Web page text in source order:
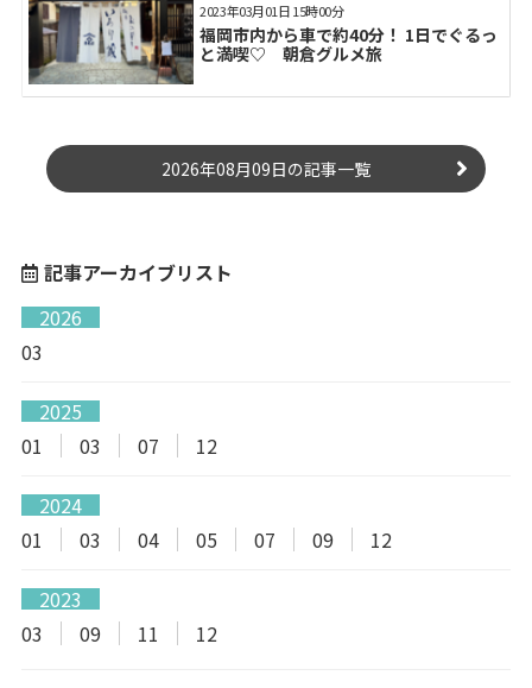
福岡市内から車で約40分！ 1日でぐるっ
と満喫♡ 朝倉グルメ旅
2023年03月01日 15時00分
2026年08月09日の記事一覧
記事アーカイブリスト
2026
03
2025
01
03 07 12
2024
01
03 04 05 07 09 12
2023
03
09 11 12